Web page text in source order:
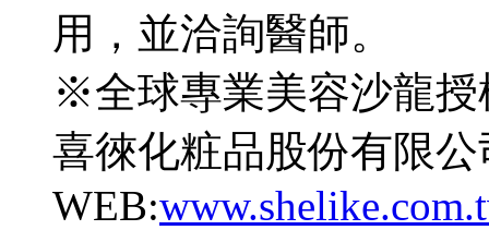
用，並洽詢醫師。
※全球專業美容沙龍授
喜徠化粧品股份有限公
WEB: